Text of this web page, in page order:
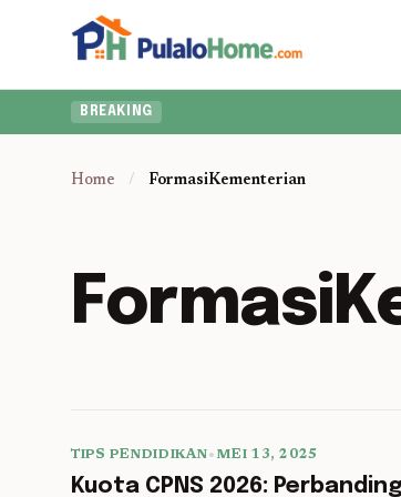
BREAKING
Home / FormasiKementerian
TIPS PENDIDIKAN•MEI 13, 2025
Kuota CPNS 2026: